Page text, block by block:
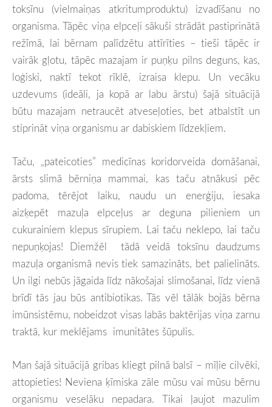
toksīnu (vielmaiņas atkritumproduktu) izvadīšanu no
organisma. Tāpēc viņa elpceļi sākuši strādāt pastiprinātā
režīmā, lai bērnam palīdzētu attīrīties – tieši tāpēc ir
vairāk gļotu, tāpēc mazajam ir puņķu pilns deguns, kas,
loģiski, naktī tekot rīklē, izraisa klepu. Un vecāku
uzdevums (ideāli, ja kopā ar labu ārstu) šajā situācijā
būtu mazajam netraucēt atveseļoties, bet atbalstīt un
stiprināt viņa organismu ar dabiskiem līdzekļiem.
Taču, „pateicoties” medicīnas koridorveida domāšanai,
ārsts slimā bērniņa mammai, kas taču atnākusi pēc
padoma, tērējot laiku, naudu un enerģiju, iesaka
aizķepēt mazuļa elpceļus ar deguna pilieniem un
cukurainiem klepus sīrupiem. Lai taču neklepo, lai taču
nepuņķojas! Diemžēl tādā veidā toksīnu daudzums
mazuļa organismā nevis tiek samazināts, bet palielināts.
Un ilgi nebūs jāgaida līdz nākošajai slimošanai, līdz vienā
brīdī tās jau būs antibiotikas. Tās vēl tālāk bojās bērna
imūnsistēmu, nobeidzot visas labās baktērijas viņa zarnu
traktā, kur meklējams imunitātes šūpulis.
Man šajā situācijā gribas kliegt pilnā balsī – mīļie cilvēki,
attopieties! Neviena ķīmiska zāle mūsu vai mūsu bērnu
organismu veselāku nepadara. Tikai ļaujot mazulim